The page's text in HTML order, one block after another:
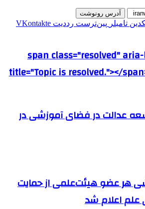
آدرس رونوشت
‫تامبلر ‫پین‌ترست ‫رددیت ‫VKontakte
<span class="resolved"
title="Topic is resolved."></
عدالت در فضای آموزشی در
هر عضو هیئت‌علمی از حمایت
علم اعلام شد